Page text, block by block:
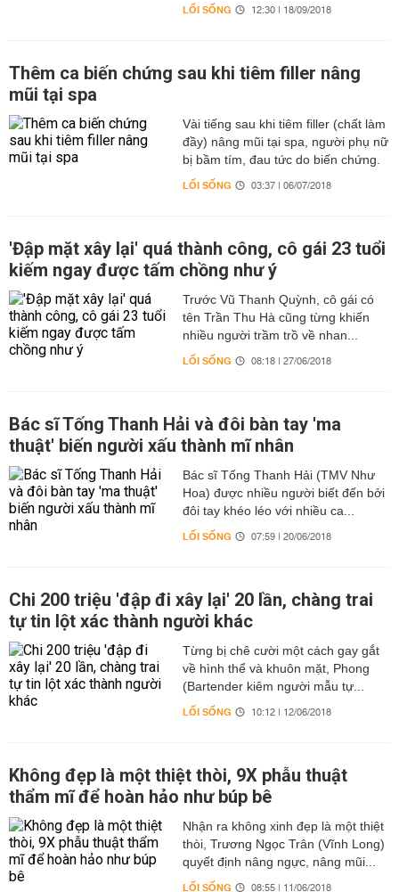
LỐI SỐNG 12:30 | 18/09/2018
Thêm ca biến chứng sau khi tiêm filler nâng
mũi tại spa
Vài tiếng sau khi tiêm filler (chất làm
đầy) nâng mũi tại spa, người phụ nữ
bị bầm tím, đau tức do biến chứng.
LỐI SỐNG 03:37 | 06/07/2018
'Đập mặt xây lại' quá thành công, cô gái 23 tuổi
kiếm ngay được tấm chồng như ý
Trước Vũ Thanh Quỳnh, cô gái có
tên Trần Thu Hà cũng từng khiến
nhiều người trầm trồ về nhan...
LỐI SỐNG 08:18 | 27/06/2018
Bác sĩ Tống Thanh Hải và đôi bàn tay 'ma
thuật' biến người xấu thành mĩ nhân
Bác sĩ Tống Thanh Hải (TMV Như
Hoa) được nhiều người biết đến bởi
đôi tay khéo léo với nhiều ca...
LỐI SỐNG 07:59 | 20/06/2018
Chi 200 triệu 'đập đi xây lại' 20 lần, chàng trai
tự tin lột xác thành người khác
Từng bị chê cười một cách gay gắt
về hình thể và khuôn mặt, Phong
(Bartender kiêm người mẫu tự...
LỐI SỐNG 10:12 | 12/06/2018
Không đẹp là một thiệt thòi, 9X phẫu thuật
thẩm mĩ để hoàn hảo như búp bê
Nhận ra không xinh đẹp là một thiệt
thòi, Trương Ngọc Trân (Vĩnh Long)
quyết định nâng ngực, nâng mũi...
LỐI SỐNG 08:55 | 11/06/2018